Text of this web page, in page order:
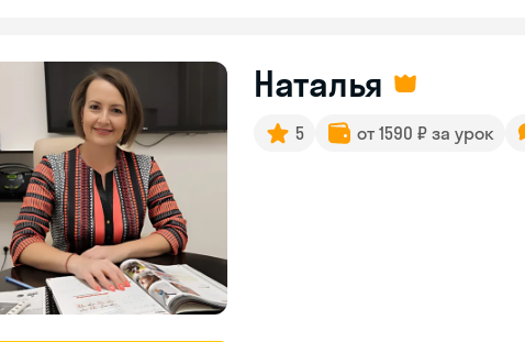
Наталья
5 от 1590 ₽ за урок